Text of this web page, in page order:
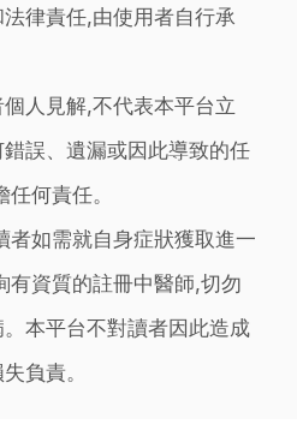
律責任,由使用者自行承
人見解,不代表本平台立
誤、遺漏或因此導致的任
何責任。
者如需就自身症狀獲取進一
有資質的註冊中醫師,切勿
本平台不對讀者因此造成
負責。